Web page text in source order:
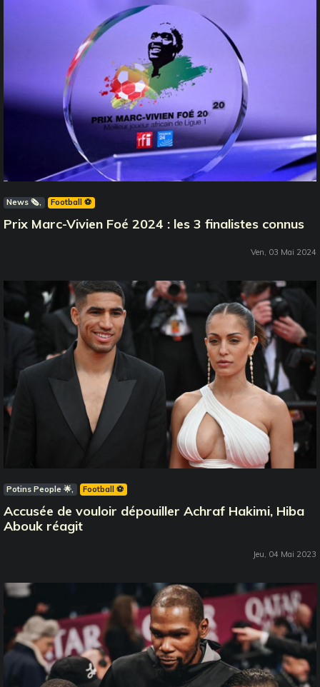
News 🗞️ Football ⚽️
Prix Marc-Vivien Foé 2024 : les 3 finalistes connus
Ven, 03 Mai 2024
Potins People 🌟 Football ⚽️
Accusée de vouloir dépouiller Achraf Hakimi, Hiba
Abouk réagit
Jeu, 04 Mai 2023